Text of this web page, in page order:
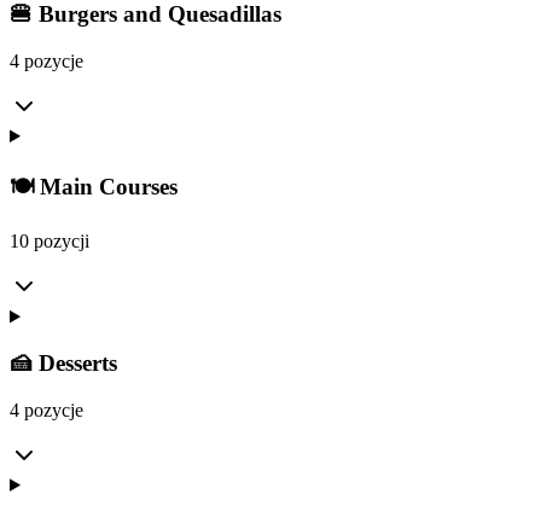
🍔 Burgers and Quesadillas
4 pozycje
🍽️ Main Courses
10 pozycji
🍰 Desserts
4 pozycje